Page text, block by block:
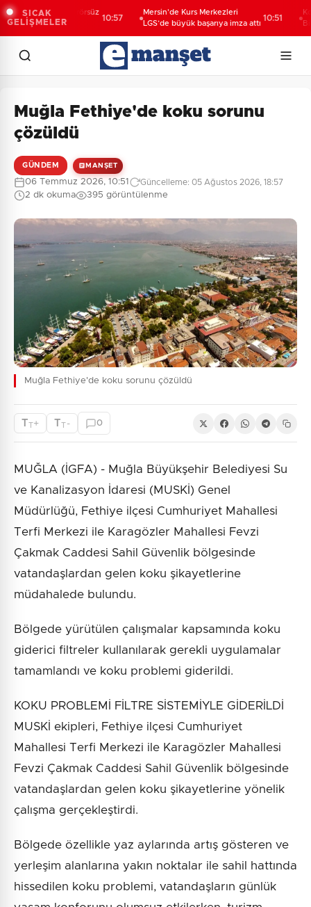
SICAK
GELİŞMELER
"Terörsüz
Yasal
Mersin'de Kurs Merkezleri
LGS’de büyük başarıya imza attı
Muğla Fethiye'de koku sorunu
çözüldü
GÜNDEM MANŞET
06 Temmuz 2026, 10:51 Güncelleme: 05 Ağustos 2026, 18:57
2 dk okuma 395 görüntülenme
Muğla Fethiye'de koku sorunu çözüldü
TT+ TT - 0
MUĞLA (İGFA) - Muğla Büyükşehir Belediyesi Su
ve Kanalizasyon İdaresi (MUSKİ) Genel
Müdürlüğü, Fethiye ilçesi Cumhuriyet Mahallesi
Terfi Merkezi ile Karagözler Mahallesi Fevzi
Çakmak Caddesi Sahil Güvenlik bölgesinde
vatandaşlardan gelen koku şikayetlerine
müdahalede bulundu.
Bölgede yürütülen çalışmalar kapsamında koku
giderici filtreler kullanılarak gerekli uygulamalar
tamamlandı ve koku problemi giderildi.
KOKU PROBLEMİ FİLTRE SİSTEMİYLE GİDERİLDİ
MUSKİ ekipleri, Fethiye ilçesi Cumhuriyet
Mahallesi Terfi Merkezi ile Karagözler Mahallesi
Fevzi Çakmak Caddesi Sahil Güvenlik bölgesinde
vatandaşlardan gelen koku şikayetlerine yönelik
çalışma gerçekleştirdi.
Bölgede özellikle yaz aylarında artış gösteren ve
yerleşim alanlarına yakın noktalar ile sahil hattında
hissedilen koku problemi, vatandaşların günlük